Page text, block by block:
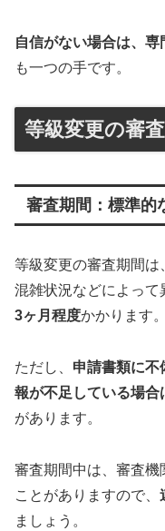
自信がない場合は、
も一つの手です。
等級変更の審
審査期間：標準的
等級変更の審査期間
混雑状況などによって
3ヶ月程度かかります。
ただし、 申請書類に不
報が不足している場合
があります。
審査期間中は、審査機
ことがありますので、
ましょう。